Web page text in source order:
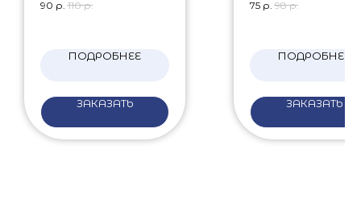
90 р. 110 р.
ПОДРОБНЕЕ
ЗАКАЗАТЬ
75 р. 98 р.
ПОДРОБНЕЕ
ЗАКАЗАТЬ